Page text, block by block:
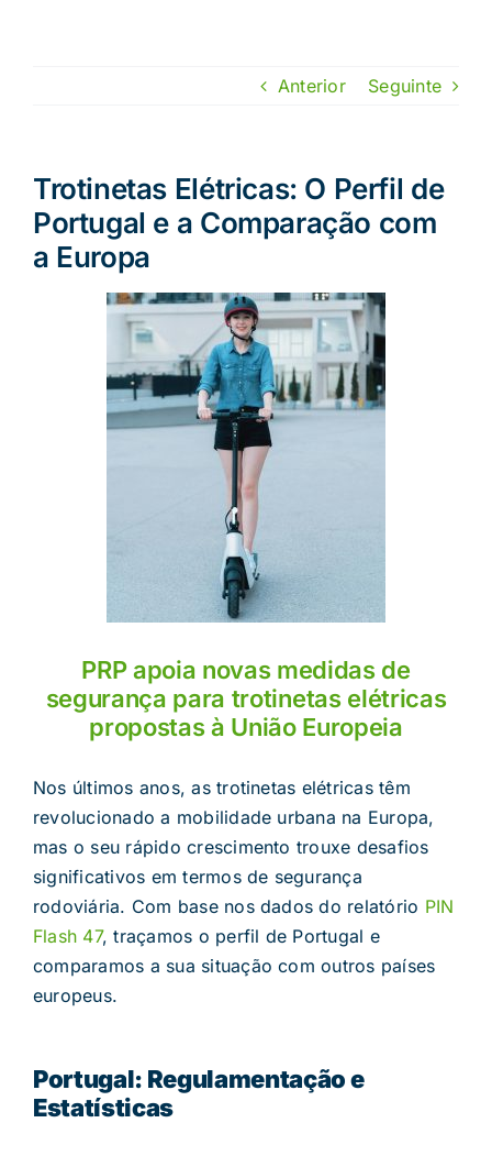
Anterior Seguinte
Trotinetas Elétricas: O Perfil de
Portugal e a Comparação com
a Europa
PRP apoia novas medidas de
segurança para trotinetas elétricas
propostas à União Europeia
Nos últimos anos, as trotinetas elétricas têm
revolucionado a mobilidade urbana na Europa,
mas o seu rápido crescimento trouxe desafios
significativos em termos de segurança
rodoviária. Com base nos dados do relatório PIN
Flash 47, traçamos o perfil de Portugal e
comparamos a sua situação com outros países
europeus.
Portugal: Regulamentação e
Estatísticas